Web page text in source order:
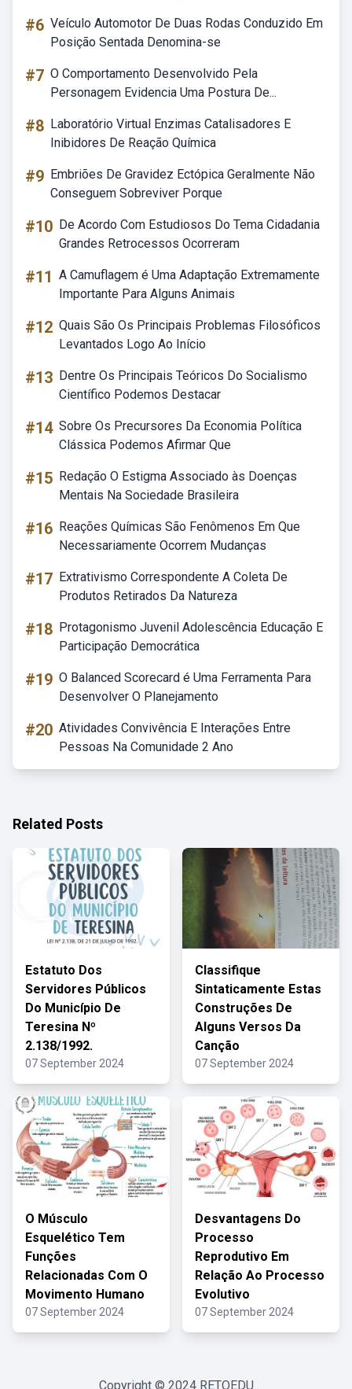
#6 Veículo Automotor De Duas Rodas Conduzido Em
Posição Sentada Denomina-se
#7 O Comportamento Desenvolvido Pela
Personagem Evidencia Uma Postura De...
#8 Laboratório Virtual Enzimas Catalisadores E
Inibidores De Reação Química
#9 Embriões De Gravidez Ectópica Geralmente Não
Conseguem Sobreviver Porque
#10 De Acordo Com Estudiosos Do Tema Cidadania
Grandes Retrocessos Ocorreram
#11 A Camuflagem é Uma Adaptação Extremamente
Importante Para Alguns Animais
#12 Quais São Os Principais Problemas Filosóficos
Levantados Logo Ao Início
#13 Dentre Os Principais Teóricos Do Socialismo
Científico Podemos Destacar
#14 Sobre Os Precursores Da Economia Política
Clássica Podemos Afirmar Que
#15 Redação O Estigma Associado às Doenças
Mentais Na Sociedade Brasileira
#16 Reações Químicas São Fenômenos Em Que
Necessariamente Ocorrem Mudanças
#17 Extrativismo Correspondente A Coleta De
Produtos Retirados Da Natureza
#18 Protagonismo Juvenil Adolescência Educação E
Participação Democrática
#19 O Balanced Scorecard é Uma Ferramenta Para
Desenvolver O Planejamento
#20 Atividades Convivência E Interações Entre
Pessoas Na Comunidade 2 Ano
Related Posts
Estatuto Dos
Servidores Públicos
Do Município De
Teresina Nº
2.138/1992.
07 September 2024
Classifique
Sintaticamente Estas
Construções De
Alguns Versos Da
Canção
07 September 2024
O Músculo
Esquelético Tem
Funções
Relacionadas Com O
Movimento Humano
07 September 2024
Desvantagens Do
Processo
Reprodutivo Em
Relação Ao Processo
Evolutivo
07 September 2024
Copyright © 2024 RETOEDU